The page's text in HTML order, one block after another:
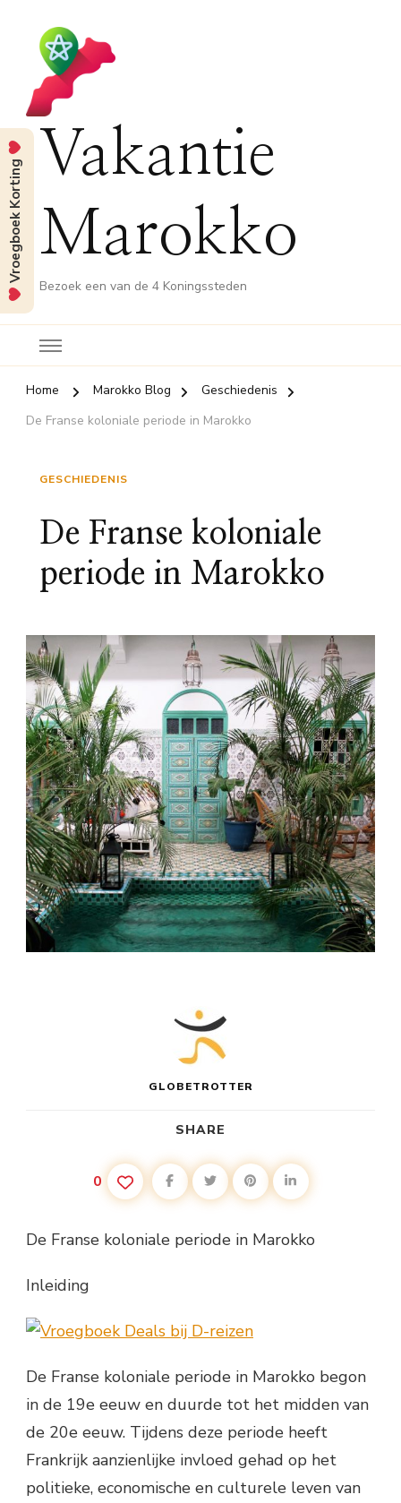
Vakantie
Marokko
Bezoek een van de 4 Koningssteden
Home Marokko Blog
Geschiedenis
De Franse koloniale periode in Marokko
GESCHIEDENIS
De Franse koloniale
periode in Marokko
GLOBETROTTER
SHARE
0
De Franse koloniale periode in Marokko
Inleiding
De Franse koloniale periode in Marokko begon
in de 19e eeuw en duurde tot het midden van
de 20e eeuw. Tijdens deze periode heeft
Frankrijk aanzienlijke invloed gehad op het
politieke, economische en culturele leven van
Vroegboek Korting